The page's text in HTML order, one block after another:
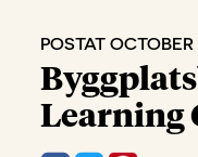
POSTAT
Learning